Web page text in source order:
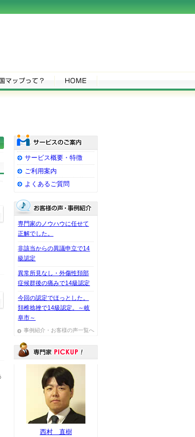
サービス概要・特徴
ご利用案内
よくあるご質問
専門家のノウハウに任せて
正解でした。
非該当からの異議申立で14
級認定
異常所見なし・外傷性頚部
症候群後の痛みで14級認定
今回の認定でほっとした。
頚椎捻挫で14級認定。～岐
阜市～
事例紹介・お客様の声一覧へ
西村 直樹